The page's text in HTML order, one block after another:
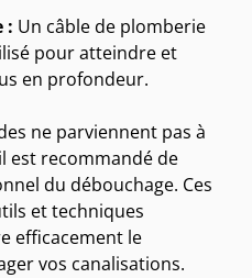
: Un câble de plomberie
pour atteindre et
en profondeur.
ne parviennent pas à
est recommandé de
du débouchage. Ces
et techniques
efficacement le
vos canalisations.